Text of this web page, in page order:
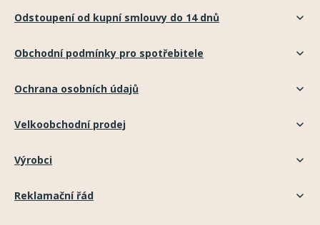
Odstoupení od kupní smlouvy do 14 dnů
Obchodní podmínky pro spotřebitele
Ochrana osobních údajů
Velkoobchodní prodej
Výrobci
Reklamační řád